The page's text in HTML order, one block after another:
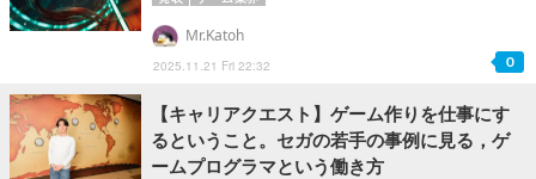
2025.11.21 Fri 22:32
Mr.Katoh
0
【キャリアクエスト】ゲーム作りを仕事にす
るということ。セガの若手の事例に見る，ゲ
ームプログラマという働き方